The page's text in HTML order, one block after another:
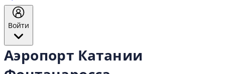
Войти
Аэропорт Катании